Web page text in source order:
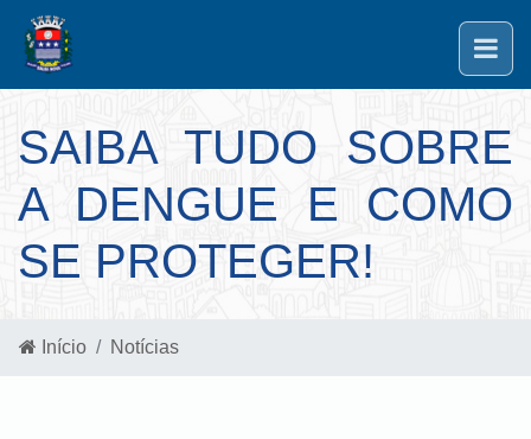
SAIBA TUDO SOBRE
A DENGUE E COMO
SE PROTEGER!
Início Notícias